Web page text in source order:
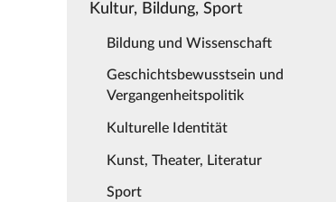
Kultur, Bildung, Sport
Bildung und Wissenschaft
Geschichtsbewusstsein und
Vergangenheitspolitik
Kulturelle Identität
Kunst, Theater, Literatur
Sport